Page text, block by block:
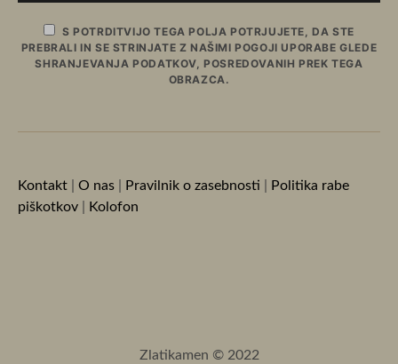
S POTRDITVIJO TEGA POLJA POTRJUJETE, DA STE
PREBRALI IN SE STRINJATE Z NAŠIMI POGOJI UPORABE GLEDE
SHRANJEVANJA PODATKOV, POSREDOVANIH PREK TEGA
OBRAZCA.
Kontakt O nas Pravilnik o zasebnosti
Politika rabe
piškotkov
Kolofon
Zlatikamen © 2022